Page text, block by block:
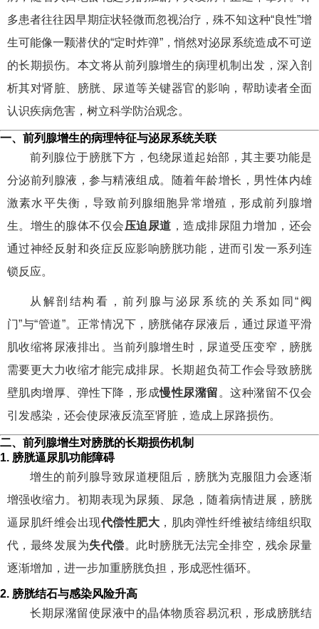
多患者往往因早期症状轻微而忽视治疗，殊不知这种“良性”增
生可能像一颗潜伏的“定时炸弹”，悄然对泌尿系统造成不可逆
的长期损伤。本文将从前列腺增生的病理机制出发，深入剖
析其对肾脏、膀胱、尿道等关键器官的影响，帮助读者全面
认识疾病危害，树立科学防治观念。
一、前列腺增生的病理特征与泌尿系统关联
前列腺位于膀胱下方，包绕尿道起始部，其主要功能是
分泌前列腺液，参与精液组成。随着年龄增长，男性体内雄
激素水平失衡，导致前列腺细胞异常增殖，形成前列腺增
生。增生的腺体不仅会压迫尿道 ，造成排尿阻力增加，还会
通过神经反射和炎症反应影响膀胱功能，进而引发一系列连
锁反应。
从解剖结构看，前列腺与泌尿系统的关系如同“阀
门”与“管道”。正常情况下，膀胱储存尿液后，通过尿道平滑
肌收缩将尿液排出。当前列腺增生时，尿道受压变窄，膀胱
需要更大力收缩才能完成排尿。长期超负荷工作会导致膀胱
壁肌肉增厚、弹性下降，形成慢性尿潴留 。这种潴留不仅会
引发感染，还会使尿液反流至肾脏，造成上尿路损伤。
二、前列腺增生对膀胱的长期损伤机制
1. 膀胱逼尿肌功能障碍
增生的前列腺导致尿道梗阻后，膀胱为克服阻力会逐渐
增强收缩力。初期表现为尿频、尿急，随着病情进展，膀胱
逼尿肌纤维会出现代偿性肥大 ，肌肉弹性纤维被结缔组织取
代，最终发展为失代偿。此时膀胱无法完全排空，残余尿量
逐渐增加，进一步加重膀胱负担，形成恶性循环。
2. 膀胱结石与感染风险升高
长期尿潴留使尿液中的晶体物质容易沉积，形成膀胱结